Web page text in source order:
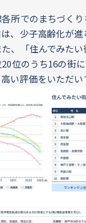
所でのまちづく
、少子高齢化が
、「住んでみた
位のうち16の街
い評価をいただい